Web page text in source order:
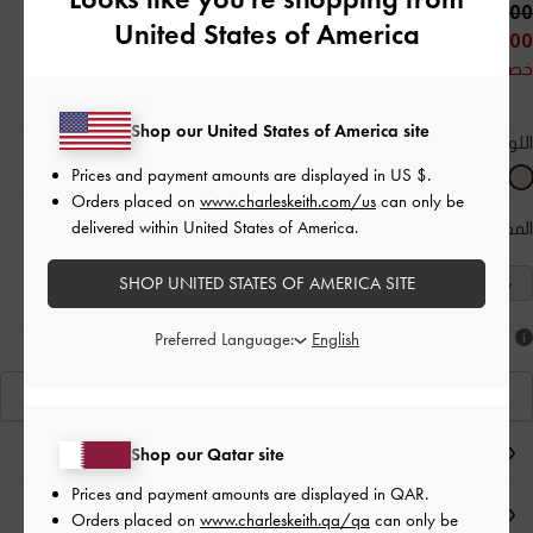
350.00 QAR
250.00 QAR
خصم 29%
اللون: أبيض طباشيري
المقاس: دليل المقاسات
35
37
38
39
40
هل أعجبكَ ما رأيت؟
تفاصيل المنتج وتعليمات العناية
United States of America
Shop our Qatar site
Prices and payment amounts are displayed in QAR.
Orders placed on www.charleskeith.qa/qa can only be
Shop our United States of America site
Prices and payment amounts are displayed in US $.
Orders placed on www.charleskeith.com/us can only be
delivered within United States of America.
SHOP UNITED STATES OF AMERICA SITE
Preferred Language: